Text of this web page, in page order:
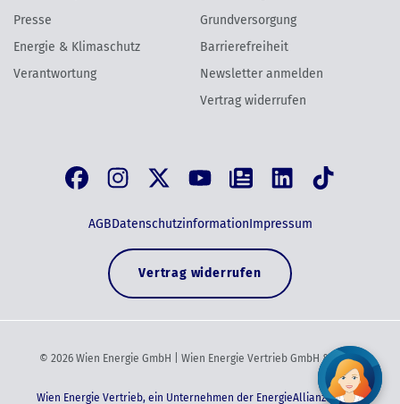
Presse
Energie & Klimaschutz
Verantwortung
Grundversorgung
Barrierefreiheit
Newsletter anmelden
Vertrag widerrufen
AGBDatenschutzinformationImpressum
Vertrag widerrufen
© 2026Wien Energie GmbH | Wien Energie Vertrieb GmbH & Co KG
Wien Energie Vertrieb, ein Unternehmen der EnergieAllianz Austria